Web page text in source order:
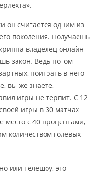
он считается одним из
поколения. Получаешь
владелец онлайн
закон. Ведь потом
поиграть в него
вы же знаете,
игры не терпит. С 12
игры в 30 матчах
место с 40 процентами,
количеством голевых
или телешоу, это